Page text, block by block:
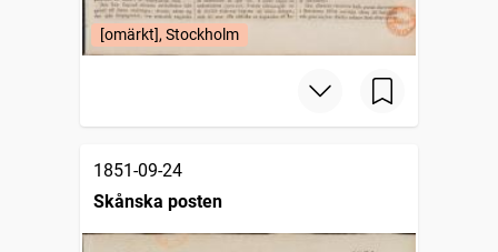
[omärkt], Stockholm
1851-09-24
Skånska posten